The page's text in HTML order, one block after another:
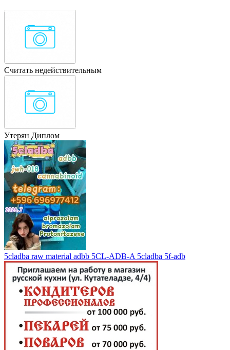
Считать недействительным
Утерян Диплом
5cladba raw material adbb 5CL-ADB-A 5cladba 5f-adb